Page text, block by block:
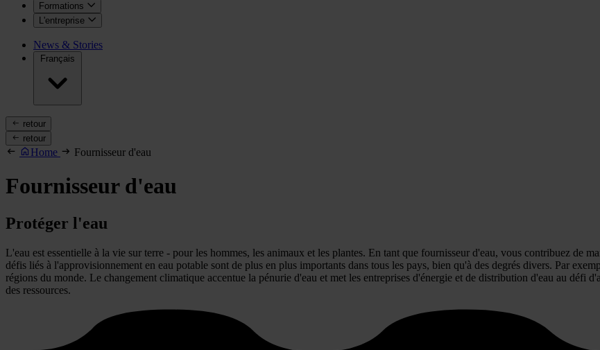
Formations
L'entreprise
News & Stories
Français
retour
retour
Home Fournisseur d'eau
Fournisseur d'eau
Protéger l'eau
L'eau est essentielle à la vie sur terre - pour les hommes, les animaux et les plantes. En tant que fournisseur d'eau, vous contribuez de
défis liés à l'approvisionnement en eau potable sont de plus en plus importants dans tous les pays, bien qu'à des degrés divers. Par
régions du monde. Le changement climatique accentue la pénurie d'eau et met les entreprises d'énergie et de distribution d'eau au défi
des ressources.